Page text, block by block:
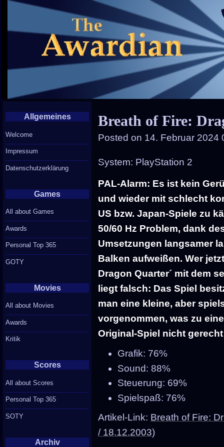
Breath of Fire:
Posted on 14. Februar 2024
System: PlayStation 2
PAL-Alarm: Es ist kein
und wieder mit schlecht
US bzw. Japan-Spiele zu
50/60 Hz Problem, dank
Umsetzungen langsamer
Balken aufweißen. Wer
Dragon Quarter´ mit dem
liegt falsch: Das Spiel
man eine kleine, aber
vorgenommen, was zu
Original-Spiel nicht
Grafik: 76%
Sound: 88%
Steuerung: 69%
Spielspaß: 76%
Artikel-Link: Breath of Fire:
/ 18.12.2003)
Allgemeines
Welcome
Impressum
Datenschutzerklärung
Games
All about Games
Awards
Personal Top 365
GOTY
Movies
All about Movies
Awards
Kritik
Scores
All about Scores
Personal Top 365
SOTY
Archiv